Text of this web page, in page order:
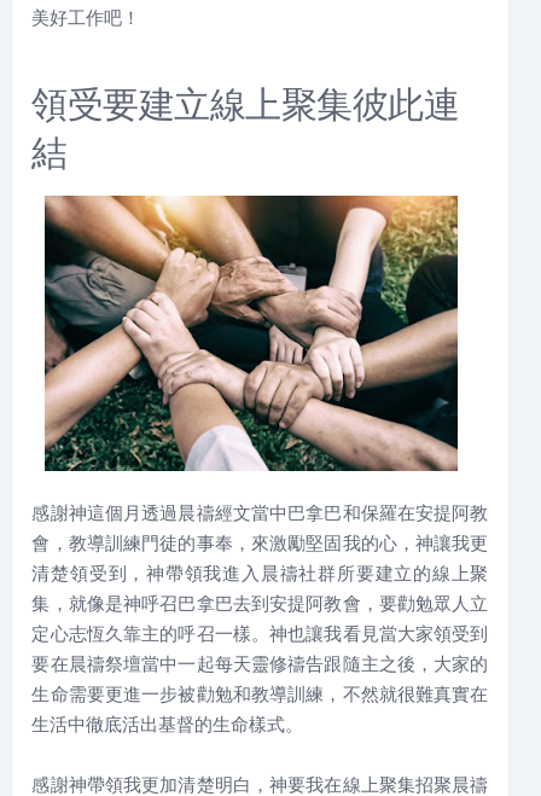
美好工作吧！
領受要建立線上聚集彼此連
結
感謝神這個月透過晨禱經文當中巴拿巴和保羅在安提阿教
會，教導訓練門徒的事奉，來激勵堅固我的心，神讓我更
清楚領受到，神帶領我進入晨禱社群所要建立的線上聚
集，就像是神呼召巴拿巴去到安提阿教會，要勸勉眾人立
定心志恆久靠主的呼召一樣。神也讓我看見當大家領受到
要在晨禱祭壇當中一起每天靈修禱告跟隨主之後，大家的
生命需要更進一步被勸勉和教導訓練，不然就很難真實在
生活中徹底活出基督的生命樣式。
感謝神帶領我更加清楚明白，神要我在線上聚集招聚晨禱